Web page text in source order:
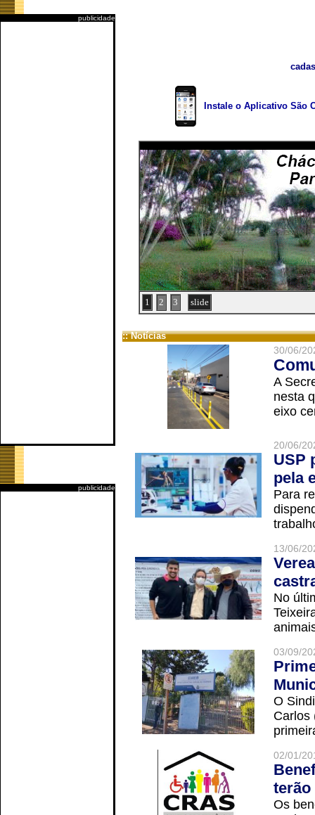
publicidade
publicidade
Instale o Aplicativo São
1 2 3 slide
:: Notícias
30/06/
A
nesta
eixo
20/06/
USP
pela
Para
13/06/
No
03/09/
O
Carlos
02/01/
terão
Os